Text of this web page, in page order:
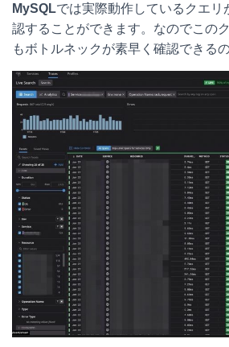
MySQLでは実際動作しているクエリ
認することができます。なのでこの
もボトルネックが素早く確認できる